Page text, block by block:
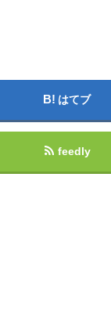
はてブ
feedly